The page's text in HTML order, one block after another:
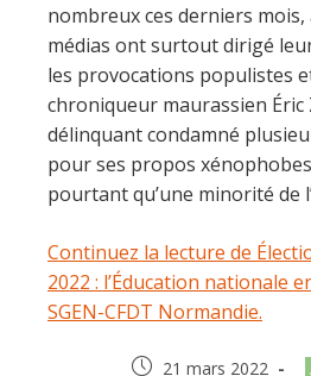
nombreux ces derniers mois,
médias ont surtout dirigé
les provocations populistes
chroniqueur maurassien Éric
délinquant condamné
pour ses propos
pourtant qu’une minorité de
Continuez la lecture de
2022 : l’Éducation nationale
SGEN-CFDT Normandie.
Post21 mars 2022